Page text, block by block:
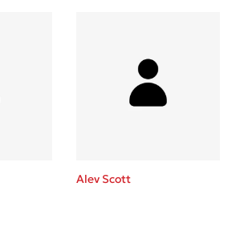
Πάνω, κάτω, μπροστά, πίσω
Alev Scott